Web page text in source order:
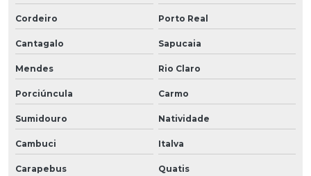
Cordeiro Porto Real
Cantagalo Sapucaia
Mendes Rio Claro
Porciúncula Carmo
Sumidouro Natividade
Cambuci Italva
Carapebus Quatis